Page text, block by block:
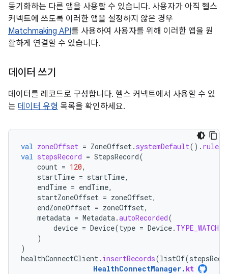
동기화하는 다른 앱을 사용할 수 있습니다. 사용자가 아직 헬스
커넥트에 쓰도록 이러한 앱을 설정하지 않은 경우
Matchmaking API를 사용하여 사용자를 위해 이러한 앱을 원
활하게 연결할 수 있습니다.
데이터 쓰기
데이터를 레코드로 구성합니다. 헬스 커넥트에서 사용할 수 있
는 데이터 유형 목록을 확인하세요.
val zoneOffset = ZoneOffset. systemDefault(). rules
val stepsRecord = StepsRecord(
count = 120,
startTime = startTime,
endTime = endTime,
startZoneOffset = zoneOffset,
endZoneOffset = zoneOffset,
metadata = Metadata.autoRecorded(
device = Device(type = Device. TYPE_WATCH
)
)
healthConnectClient. insertRecords(listOf(
HealthConnectManager. kt